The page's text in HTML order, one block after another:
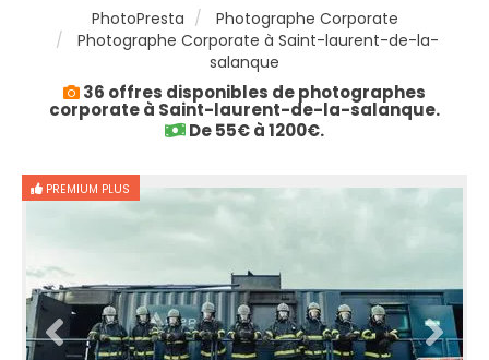
PhotoPresta
Photographe Corporate
Photographe Corporate à Saint-laurent-de-la-
salanque
36 offres disponibles de photographes
corporate à Saint-laurent-de-la-salanque.
De 55€ à 1200€.
PREMIUM PLUS